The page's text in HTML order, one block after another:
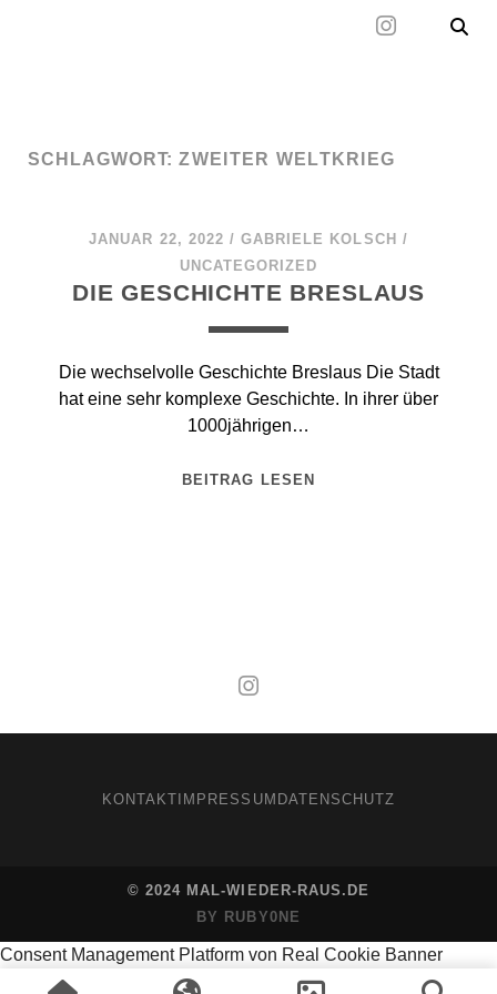
SCHLAGWORT:ZWEITER WELTKRIEG
JANUAR 22, 2022 /GABRIELE KOLSCH /
UNCATEGORIZED
DIE GESCHICHTE BRESLAUS
Die wechselvolle Geschichte Breslaus Die Stadt
hat eine sehr komplexe Geschichte. In ihrer über
1000jährigen…
BEITRAG LESEN
KONTAKT IMPRESSUM DATENSCHUTZ
© 2024 MAL-WIEDER-RAUS.DE
BY RUBY0NE
Consent Management Platform von Real Cookie Banner